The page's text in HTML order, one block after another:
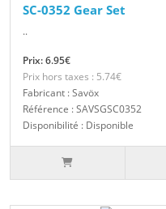
SC-0352 Gear Set
..
Prix: 6.95€
Prix hors taxes : 5.74€
Fabricant : Savöx
Référence : SAVSGSC0352
Disponibilité : Disponible